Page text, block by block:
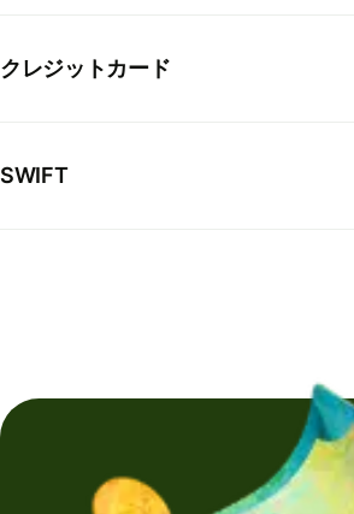
クレジットカード
SWIFT